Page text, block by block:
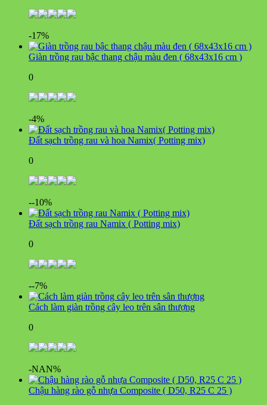
-17%
Giàn trồng rau bậc thang chậu màu đen ( 68x43x16 cm )
0
-4%
Đất sạch trồng rau và hoa Namix( Potting mix)
0
--10%
Đất sạch trồng rau Namix ( Potting mix)
0
--7%
Cách làm giàn trồng cây leo trên sân thượng
0
-NAN%
Chậu hàng rào gỗ nhựa Composite ( D50, R25 C 25 )